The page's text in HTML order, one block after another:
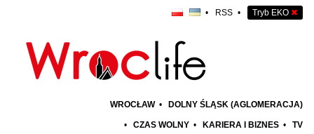
• RSS • Tryb EKO ✖
WROCŁAW • DOLNY ŚLĄSK (AGLOMERACJA)
• CZAS WOLNY • KARIERA I BIZNES • TV